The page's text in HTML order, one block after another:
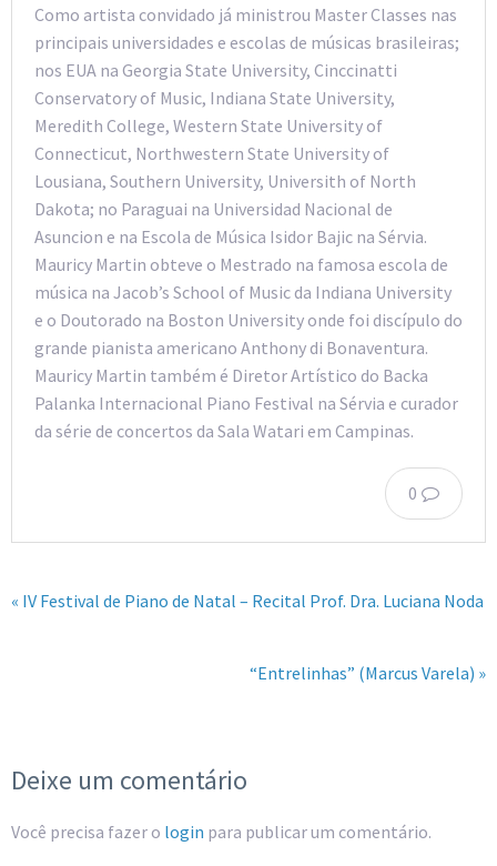
Como artista convidado já ministrou Master Classes nas
principais universidades e escolas de músicas brasileiras;
nos EUA na Georgia State University, Cinccinatti
Conservatory of Music, Indiana State University,
Meredith College, Western State University of
Connecticut, Northwestern State University of
Lousiana, Southern University, Universith of North
Dakota; no Paraguai na Universidad Nacional de
Asuncion e na Escola de Música Isidor Bajic na Sérvia.
Mauricy Martin obteve o Mestrado na famosa escola de
música na Jacob’s School of Music da Indiana University
e o Doutorado na Boston University onde foi discípulo do
grande pianista americano Anthony di Bonaventura.
Mauricy Martin também é Diretor Artístico do Backa
Palanka Internacional Piano Festival na Sérvia e curador
da série de concertos da Sala Watari em Campinas.
0
« IV Festival de Piano de Natal – Recital Prof. Dra. Luciana Noda
“Entrelinhas” (Marcus Varela) »
Deixe um comentário
Você precisa fazer o login para publicar um comentário.